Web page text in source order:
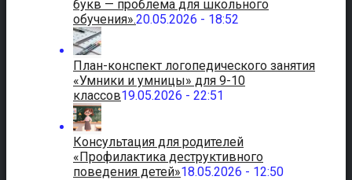
букв — проблема для школьного
обучения».20.05.2026 - 18:52
План-конспект логопедического занятия
«Умники и умницы» для 9-10
классов19.05.2026 - 22:51
Консультация для родителей
«Профилактика деструктивного
поведения детей»18.05.2026 - 12:50